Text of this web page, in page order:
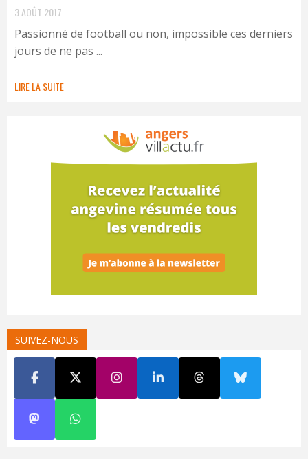
3 AOÛT 2017
Passionné de football ou non, impossible ces derniers
jours de ne pas ...
LIRE LA SUITE
SUIVEZ-NOUS